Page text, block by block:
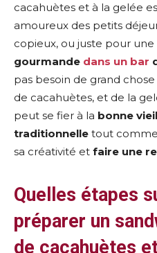
cacahuètes et à la gelée
amoureux des petits
copieux, ou juste pour une
gourmande dans un bar
pas besoin de grand
de cacahuètes, et de la
peut se fier à la bonne
traditionnelle tout
sa créativité et faire une
Quelles étapes
préparer un
de cacahuètes